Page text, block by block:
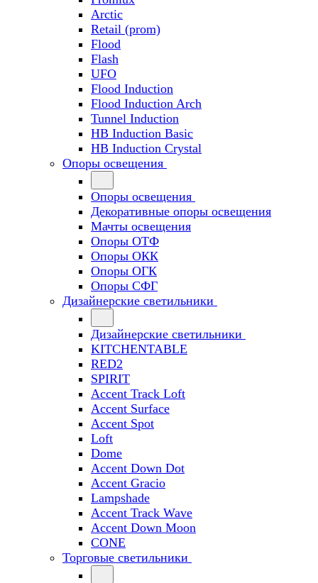
Arctic
Retail (prom)
Flood
Flash
UFO
Flood Induction
Flood Induction Arch
Tunnel Induction
HB Induction Basic
HB Induction Crystal
Опоры освещения
Опоры освещения
Декоративные опоры освещения
Мачты освещения
Опоры ОТФ
Опоры ОКК
Опоры ОГК
Опоры СФГ
Дизайнерские светильники
Дизайнерские светильники
KITCHENTABLE
RED2
SPIRIT
Accent Track Loft
Accent Surface
Accent Spot
Loft
Dome
Accent Down Dot
Accent Gracio
Lampshade
Accent Track Wave
Accent Down Moon
CONE
Торговые светильники